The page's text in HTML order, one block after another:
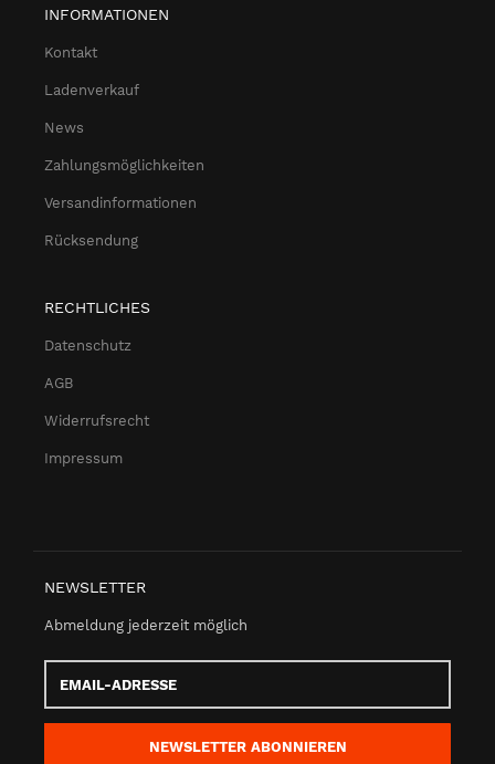
INFORMATIONEN
Kontakt
Ladenverkauf
News
Zahlungsmöglichkeiten
Versandinformationen
Rücksendung
RECHTLICHES
Datenschutz
AGB
Widerrufsrecht
Impressum
NEWSLETTER
Abmeldung jederzeit möglich
Adresse
NEWSLETTER ABONNIEREN